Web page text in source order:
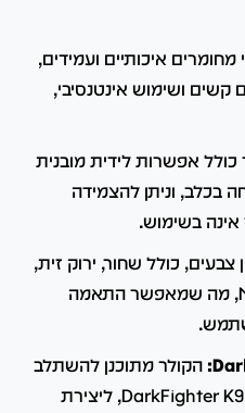
מחומרים איכותיים ועמידים,
קשים ושימוש אינטנסיבי,
כולל אפשרות לידית מובנית
בכלב, וניתן להצמידה
בשימוש.
צבעים, כולל שחור, ירוק זית,
Multicam ו-Multicam Black, מה שמאפשר התאמה
הקולר מתוכנן להשתלב
בצורה מושלמת עם קסדת ה-DarkFighter K9, ליצירת